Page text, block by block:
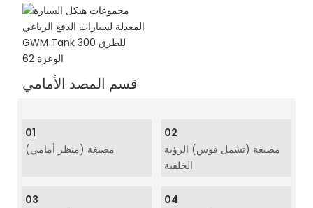
قسم المصد الأمامي
01
مصبغة (منظر أمامي)
02
مصبغة (تشمل قوس) الرؤية
الخلفية
03
04